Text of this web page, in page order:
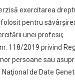
exercitarea
pentru
unei profesii;
118/2019 privind
persoane sau
de Date